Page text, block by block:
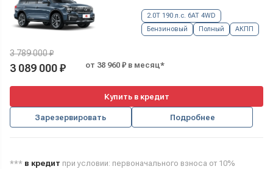
2.0T 190 л.с. 6AT 4WD
Бензиновый
Полный АКПП
3 789 000 ₽
3 089 000 ₽ от 38 960 ₽ в месяц*
Купить в кредит
Зарезервировать Подробнее
*** в кредит при условии: первоначального взноса от 10%